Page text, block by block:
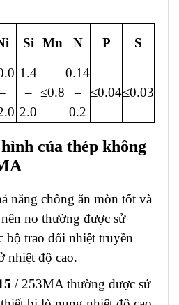
Si Mn N P S
1.4
–
2.0
≤0.8
0.14
–
0.2
≤0.04≤0.03
của thép không
năng chống ăn mòn tốt và
no thường được sử
bộ trao đổi nhiệt truyền
nhiệt độ cao.
/ 253MA thường được sử